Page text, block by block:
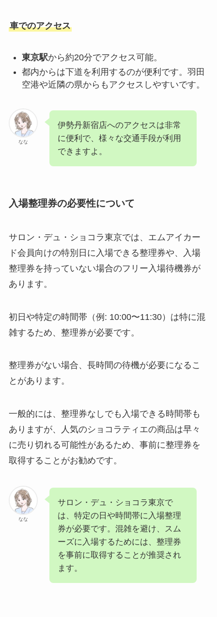
車でのアクセス
東京駅から約20分でアクセス可能。
都内からは下道を利用するのが便利です。羽田
空港や近隣の県からもアクセスしやすいです。
なな
伊勢丹新宿店へのアクセスは非常
に便利で、様々な交通手段が利用
できますよ。
入場整理券の必要性について
サロン・デュ・ショコラ東京では、エムアイカー
ド会員向けの特別日に入場できる整理券や、入場
整理券を持っていない場合のフリー入場待機券が
あります。
初日や特定の時間帯（例: 10:00〜11:30）は特に混
雑するため、整理券が必要です。
整理券がない場合、長時間の待機が必要になるこ
とがあります。
一般的には、整理券なしでも入場できる時間帯も
ありますが、人気のショコラティエの商品は早々
に売り切れる可能性があるため、事前に整理券を
取得することがお勧めです。
なな
サロン・デュ・ショコラ東京で
は、特定の日や時間帯に入場整理
券が必要です。混雑を避け、スム
ーズに入場するためには、整理券
を事前に取得することが推奨され
ます。